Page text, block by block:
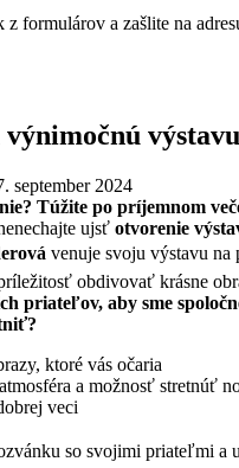
z formulárov a zašlite na
september 2024
Túžite po príjemnom
ujsť otvorenie
venuje svoju výstavu na
obdivovať krásne
priateľov, aby sme
ktoré vás očaria
a možnosť stretnúť
veci
so svojimi priateľmi a